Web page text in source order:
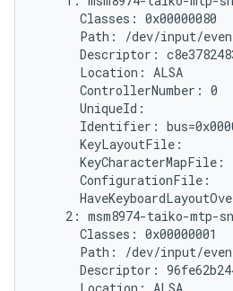
      Classes: 0x00000080
Path: /dev/input/
Descriptor:
      Location: ALSA
      ControllerNumber: 0
      UniqueId:
Identifier:
      KeyLayoutFile:
      KeyCharacterMapFile:
      ConfigurationFile:
2: msm8974-taiko-mtp-
      Classes: 0x00000001
Path: /dev/input/
Descriptor: